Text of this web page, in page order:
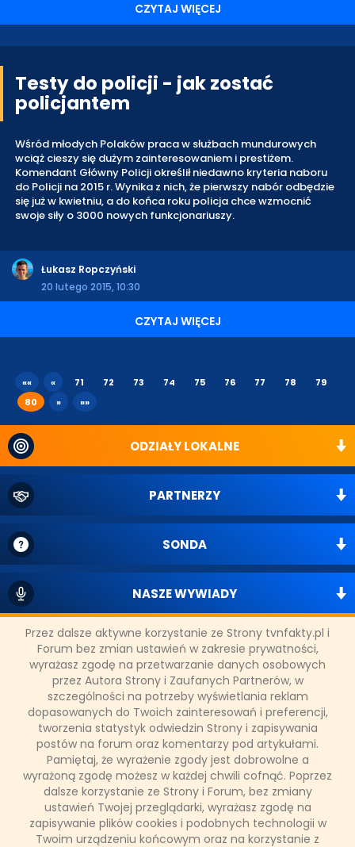
Przez dalsze aktywne korzystanie ze Strony tvnfakty.pl i
Forum bez zmian ustawień w zakresie prywatności,
wyrażasz zgodę na przetwarzanie danych osobowych
przez Autora Strony i Zaufanych Partnerów, w
szczególności na potrzeby wyświetlania reklam
dopasowanych do Twoich zainteresowań i preferencji,
tworzenia statystyk odwiedzin Strony i zapisywania
postów na forum oraz komentarzy pod artykułami.
Pamiętaj, że wyrażenie zgody jest dobrowolne a
wyrażoną zgodę możesz w każdej chwili cofnąć. Poprzez
dalsze korzystanie ze Strony i Forum, bez zmiany
ustawień Twojej przeglądarki, wyrażasz zgodę na
zapisywanie plików cookies i podobnych technologii w
Twoim urządzeniu końcowym oraz na korzystanie z
ODZIAŁY LOKALNE
PARTNERZY
SONDA
CZYTAJ WIĘCEJ
Testy do policji - jak zostać
policjantem
Wśród młodych Polaków praca w służbach mundurowych
wciąż cieszy się dużym zainteresowaniem i prestiżem.
Komendant Główny Policji określił niedawno kryteria naboru
do Policji na 2015 r. Wynika z nich, że pierwszy nabór odbędzie
się już w kwietniu, a do końca roku policja chce wzmocnić
swoje siły o 3000 nowych funkcjonariuszy.
Łukasz Ropczyński
20 lutego 2015, 10:30
CZYTAJ WIĘCEJ
«« « 71 72 73 74 75 76 77 78
79
80
» »»
NASZE WYWIADY
FAKTY TVN
WAŻNE RELACJE
Copyright © 2011 - 2026 by www.tvnfakty.pl| Wszystkie prawa
zastrzeżone.